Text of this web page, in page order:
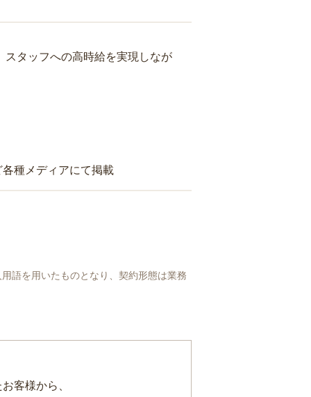
タッフへの高時給を実現しなが
種メディアにて掲載
語を用いたものとなり、契約形態は業務
客様から、